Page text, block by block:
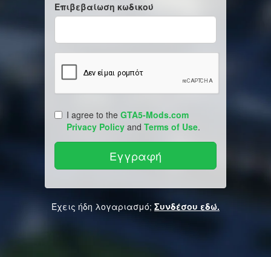
Επιβεβαίωση κωδικού
I agree to the GTA5-Mods.com
Privacy Policy and Terms of Use.
Έχεις ήδη λογαριασμό; Συνδέσου εδώ.